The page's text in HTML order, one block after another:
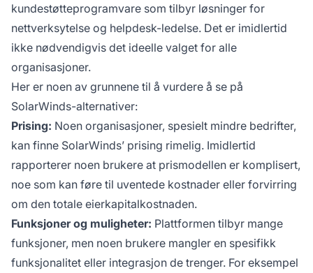
kundestøtteprogramvare som tilbyr løsninger for
nettverksytelse og helpdesk-ledelse. Det er imidlertid
ikke nødvendigvis det ideelle valget for alle
organisasjoner.
Her er noen av grunnene til å vurdere å se på
SolarWinds-alternativer:
Prising: Noen organisasjoner, spesielt mindre bedrifter,
kan finne SolarWinds’ prising rimelig. Imidlertid
rapporterer noen brukere at prismodellen er komplisert,
noe som kan føre til uventede kostnader eller forvirring
om den totale eierkapitalkostnaden.
Funksjoner og muligheter: Plattformen tilbyr mange
funksjoner, men noen brukere mangler en spesifikk
funksjonalitet eller integrasjon de trenger. For eksempel